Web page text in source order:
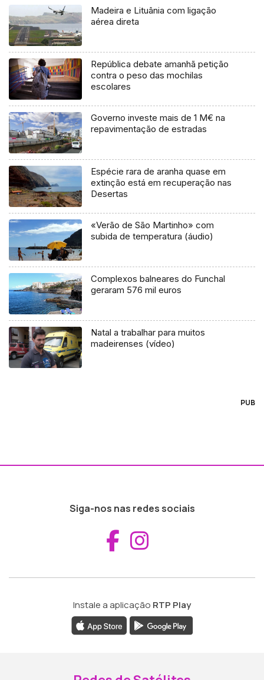
Madeira e Lituânia com ligação
aérea direta
República debate amanhã petição
contra o peso das mochilas
escolares
Governo investe mais de 1 M€ na
repavimentação de estradas
Espécie rara de aranha quase em
extinção está em recuperação nas
Desertas
«Verão de São Martinho» com
subida de temperatura (áudio)
Complexos balneares do Funchal
geraram 576 mil euros
Natal a trabalhar para muitos
madeirenses (vídeo)
PUB
Siga-nos nas redes sociais
Aceder ao
Instale a aplicação RTP Play